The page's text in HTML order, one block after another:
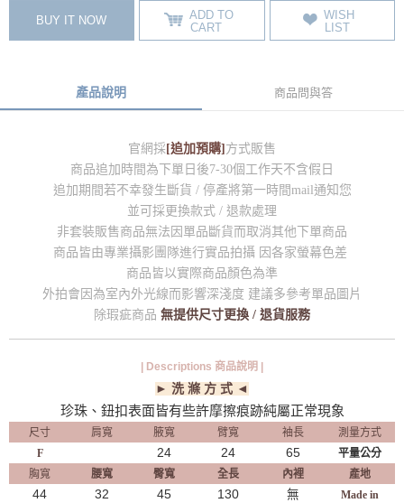
BUY IT NOW
ADD TO
CART
WISH
LIST
產品說明 商品問與答
官網採[追加預購]方式販售
商品追加時間為下單日後7-30個工作天不含假日
追加期間若不幸發生斷貨 / 停產將第一時間mail通知您
並可採更換款式 / 退款處理
非套裝販售商品無法因單品斷貨而取消其他下單商品
商品皆由專業攝影團隊進行實品拍攝 因各家螢幕色差
商品皆以實際商品顏色為準
外拍會因為室內外光線而影響深淺度 建議多參考單品圖片
除瑕疵商品 無提供尺寸更換 / 退貨服務
| Descriptions 商品說明 |
► 洗 滌 方 式 ◄
珍珠、鈕扣表面皆有些許摩擦痕跡純屬正常現象
尺寸 肩寬 腋寬 臂寬 袖長
測量方式
F
24 24 65
平量公分
胸寬
腰寬 臀寬 全長 內裡 產地
44 32 45 130 無
Made in